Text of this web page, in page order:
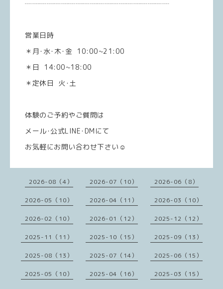
┈┈┈┈┈┈┈┈┈┈┈┈┈┈┈┈┈┈┈┈
営業日時
＊月･水･木･金 10:00~21:00
＊日 14:00~18:00
＊定休日 火･土
体験のご予約やご質問は
メール･公式LINE･DMにて
お気軽にお問い合わせ下さい☺️
2026-08（4） 2026-07（10） 2026-06（8）
2026-05（10） 2026-04（11） 2026-03（10）
2026-02（10） 2026-01（12） 2025-12（12）
2025-11（11） 2025-10（15） 2025-09（13）
2025-08（13） 2025-07（14） 2025-06（15）
2025-05（10） 2025-04（16） 2025-03（15）